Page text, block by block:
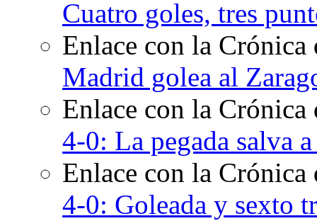
Cuatro goles, tres
Enlace con la
Madrid golea al
Enlace con la
4-0: La pegada salva
Enlace con la
4-0: Goleada y sexto